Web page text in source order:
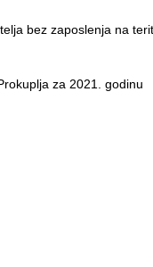
bez zaposlenja na
za 2021. godinu